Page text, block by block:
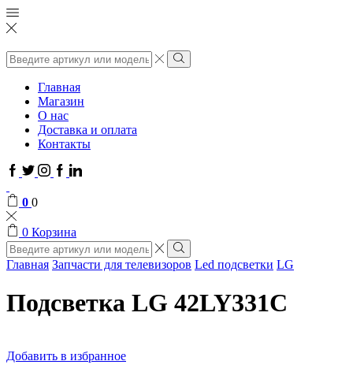
Поиск
ввода
Поиск
Главная
Магазин
О нас
Доставка и оплата
Контакты
Facebook
TwitterInstagram
GoogleLinkedin
0 0
0 Корзина
Поиск
ввода
Поиск
Главная Запчасти для телевизоров Led подсветки LG
Подсветка LG 42LY331C
Добавить в избранное